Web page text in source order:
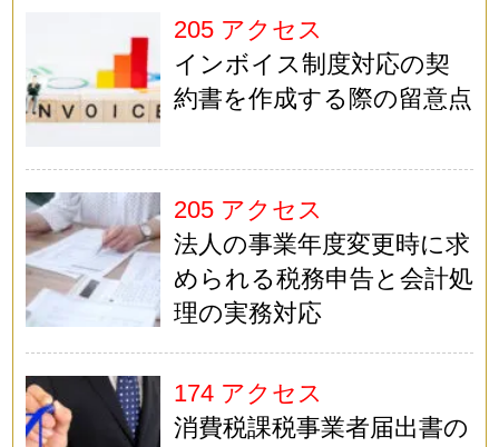
205 アクセス
インボイス制度対応の契
約書を作成する際の留意点
205 アクセス
法人の事業年度変更時に求
められる税務申告と会計処
理の実務対応
174 アクセス
消費税課税事業者届出書の